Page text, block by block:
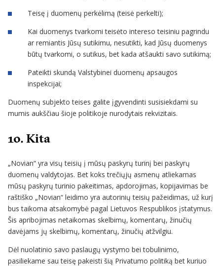
Teisę į duomenų perkėlimą (teisė perkelti);
Kai duomenys tvarkomi teisėto intereso teisiniu pagrindu
ar remiantis Jūsų sutikimu, nesutikti, kad Jūsų duomenys
būtų tvarkomi, o sutikus, bet kada atšaukti savo sutikimą;
Pateikti skundą Valstybinei duomenų apsaugos
inspekcijai;
Duomenų subjekto teises galite įgyvendinti susisiekdami su
mumis aukščiau šioje politikoje nurodytais rekvizitais.
10. Kita
„Novian“ yra visų teisių į mūsų paskyrų turinį bei paskyrų
duomenų valdytojas. Bet koks trečiųjų asmenų atliekamas
mūsų paskyrų turinio pakeitimas, apdorojimas, kopijavimas be
raštiško „Novian“ leidimo yra autorinių teisių pažeidimas, už kurį
bus taikoma atsakomybė pagal Lietuvos Respublikos įstatymus.
Šis apribojimas netaikomas skelbimų, komentarų, žinučių
davėjams jų skelbimų, komentarų, žinučių atžvilgiu.
Dėl nuolatinio savo paslaugų vystymo bei tobulinimo,
pasiliekame sau teisę pakeisti šią Privatumo politiką bet kuriuo